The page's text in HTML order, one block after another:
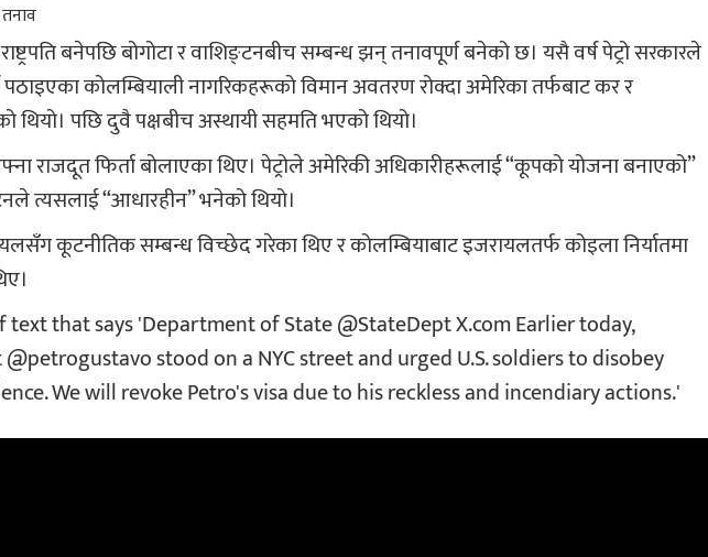
राष्ट्रपति बनेपछि बोगोटा र वाशिङ्टनबीच सम्बन्ध झन् तनावपूर्ण बनेको छ। यसै वर्ष पेट्रो सरकारले
पठाइएका कोलम्बियाली नागरिकहरूको विमान अवतरण रोक्दा अमेरिका तर्फबाट कर र
थियो। पछि दुवै पक्षबीच अस्थायी सहमति भएको थियो।
राजदूत फिर्ता बोलाएका थिए। पेट्रोले अमेरिकी अधिकारीहरूलाई “कूपको योजना बनाएको”
त्यसलाई “आधारहीन” भनेको थियो।
कूटनीतिक सम्बन्ध विच्छेद गरेका थिए र कोलम्बियाबाट इजरायलतर्फ कोइला निर्यातमा